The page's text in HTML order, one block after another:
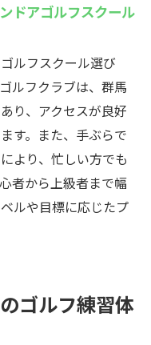
ドアゴルフスクール
ルフスクール選び
ルフクラブは、群馬
り、アクセスが良好
す。また、手ぶらで
より、忙しい方でも
者から上級者まで幅
ルや目標に応じたプ
ゴルフ練習体